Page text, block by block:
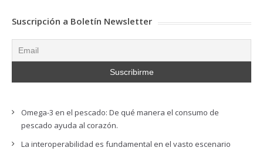
Suscripción a Boletín Newsletter
Omega-3 en el pescado: De qué manera el consumo de
pescado ayuda al corazón.
La interoperabilidad es fundamental en el vasto escenario